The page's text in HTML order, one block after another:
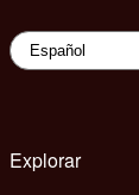
Explorar